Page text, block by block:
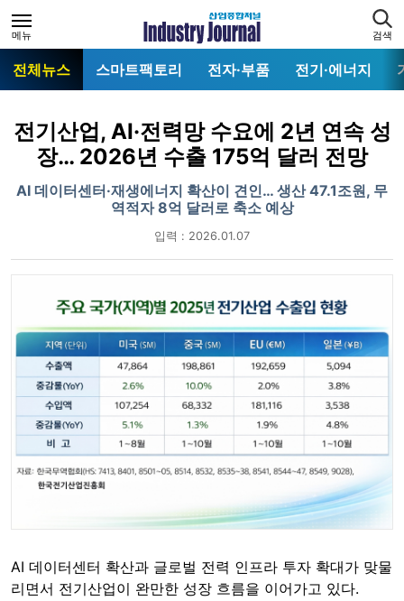
메뉴 검색
전체뉴스 스마트팩토리 전자·부품 전기·에너지
전기산업, AI·전력망 수요에 2년 연속 성
장… 2026년 수출 175억 달러 전망
AI 데이터센터·재생에너지 확산이 견인… 생산 47.1조원, 무
역적자 8억 달러로 축소 예상
입력 : 2026.01.07
AI 데이터센터 확산과 글로벌 전력 인프라 투자 확대가 맞물
리면서 전기산업이 완만한 성장 흐름을 이어가고 있다.